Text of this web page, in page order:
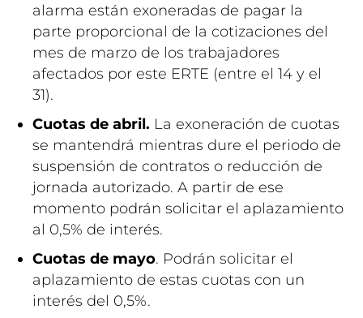
alarma están exoneradas de pagar la
parte proporcional de la cotizaciones del
mes de marzo de los trabajadores
afectados por este ERTE (entre el 14 y el
31).
Cuotas de abril. La exoneración de cuotas
se mantendrá mientras dure el periodo de
suspensión de contratos o reducción de
jornada autorizado. A partir de ese
momento podrán solicitar el aplazamiento
al 0,5% de interés.
Cuotas de mayo. Podrán solicitar el
aplazamiento de estas cuotas con un
interés del 0,5%.